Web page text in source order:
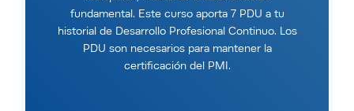
fundamental. Este curso aporta 7 PDU a tu
historial de Desarrollo Profesional Continuo. Los
PDU son necesarios para mantener la
certificación del PMI.